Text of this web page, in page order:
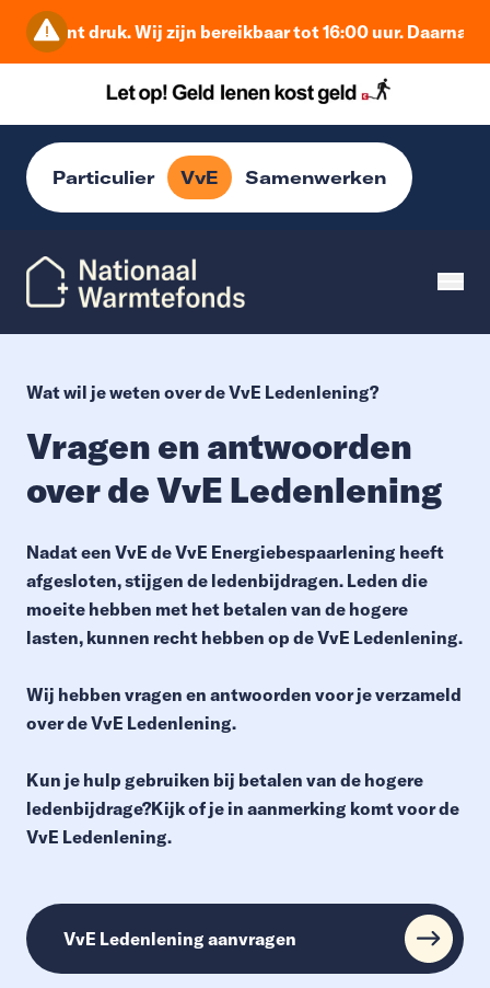
druk. Wij zijn bereikbaar tot 16:00 uur. Daarna
Particulier VvE Samenwerken
Wat wil je weten over de VvE Ledenlening?
Vragen en antwoorden
over de VvE Ledenlening
Nadat een VvE de VvE Energiebespaarlening heeft
afgesloten, stijgen de ledenbijdragen. Leden die
moeite hebben met het betalen van de hogere
lasten, kunnen recht hebben op de VvE Ledenlening.
Wij hebben vragen en antwoorden voor je verzameld
over de VvE Ledenlening.
Kun je hulp gebruiken bij betalen van de hogere
ledenbijdrage?Kijk of je in aanmerking komt voor de
VvE Ledenlening.
VvE Ledenlening aanvragen